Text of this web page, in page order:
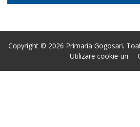
Copyright © 2026 Primaria Gogosari.
Utilizare cookie-uri